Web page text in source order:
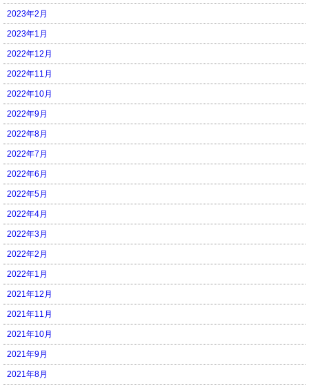
2023年2月
2023年1月
2022年12月
2022年11月
2022年10月
2022年9月
2022年8月
2022年7月
2022年6月
2022年5月
2022年4月
2022年3月
2022年2月
2022年1月
2021年12月
2021年11月
2021年10月
2021年9月
2021年8月